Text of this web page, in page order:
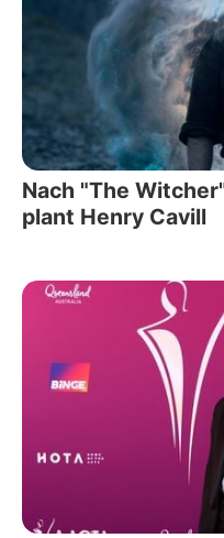
Nach "The
plant Henry Cavill